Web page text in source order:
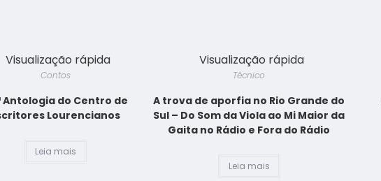
Visualização rápida
Contos
Antologia do Centro de
Lourencianos
Leia mais
Visualização rápida
Técnico
A trova de aporfia no Rio Grande do
Sul – Do Som da Viola ao Mi Maior da
Gaita no Rádio e Fora do Rádio
Leia mais